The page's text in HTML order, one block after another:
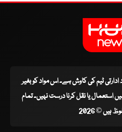
ادارتی ٹیم کی کاوش ہے۔ اس مواد کو بغیر
یا نقل کرنا درست نہیں۔ تمام
ہیں © 2026